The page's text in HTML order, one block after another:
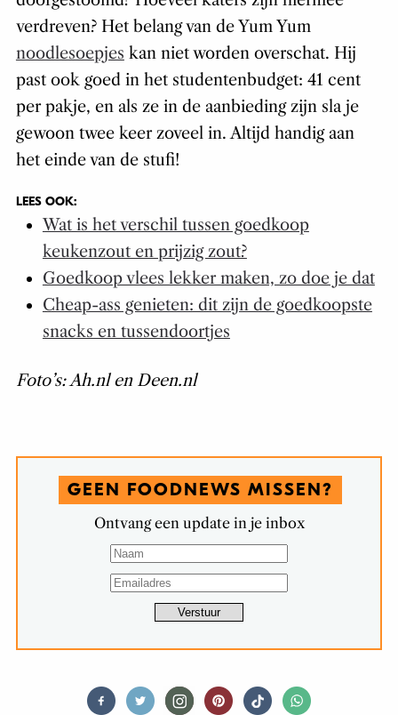
verdreven? Het belang van de Yum Yum
noodlesoepjes kan niet worden overschat. Hij
past ook goed in het studentenbudget: 41 cent
per pakje, en als ze in de aanbieding zijn sla je
gewoon twee keer zoveel in. Altijd handig aan
het einde van de stufi!
LEES OOK:
Wat is het verschil tussen goedkoop
keukenzout en prijzig zout?
Goedkoop vlees lekker maken, zo doe je dat
Cheap-ass genieten: dit zijn de goedkoopste
snacks en tussendoortjes
Foto’s: Ah.nl en Deen.nl
GEEN FOODNEWS MISSEN?
Ontvang een update in je inbox